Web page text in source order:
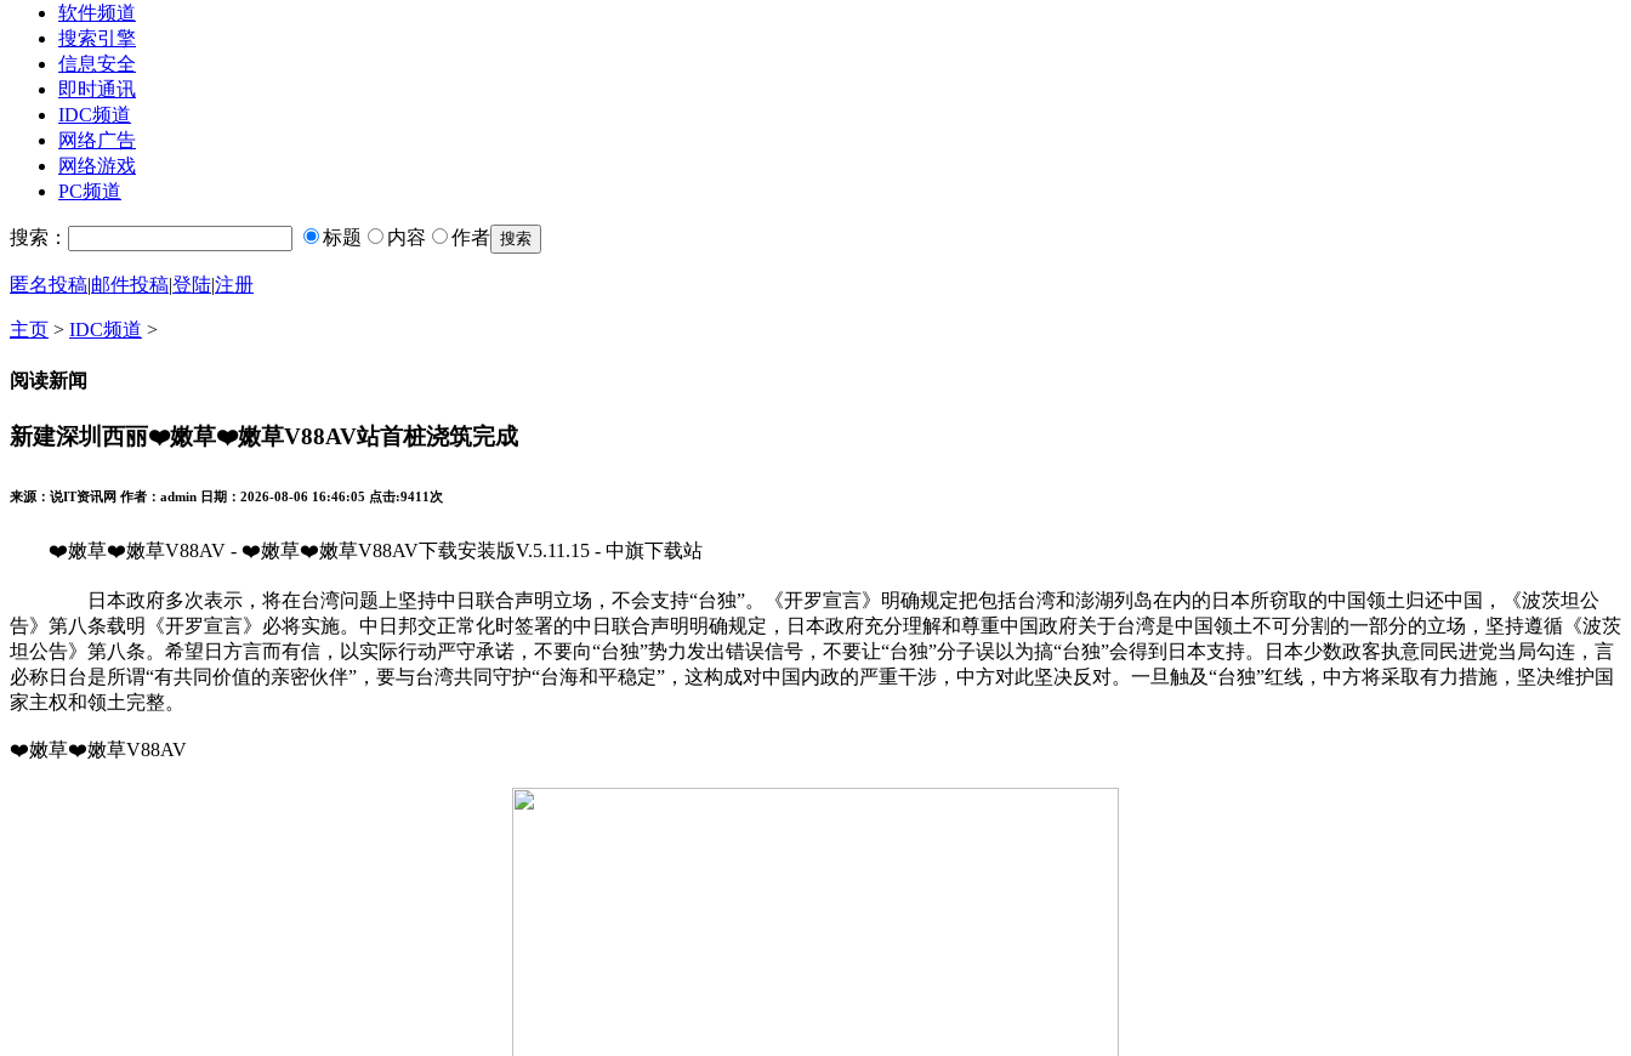
软件频道
搜索引擎
信息安全
即时通讯
IDC频道
网络广告
网络游戏
PC频道
搜索： 标题 内容 作者
匿名投稿|邮件投稿|登陆|注册
主页 > IDC频道 >
阅读新闻
新建深圳西丽❤️嫩草❤️嫩草V88AV站首桩浇筑完成
来源：说IT资讯网 作者：admin 日期：2026-08-06 16:46:05 点击:9411次
❤️嫩草❤️嫩草V88AV - ❤️嫩草❤️嫩草V88AV下载安装版V.5.11.15 - 中旗下载站
日本政府多次表示，将在台湾问题上坚持中日联合声明立场，不会支持“台独”。《开罗宣言》明确规定把包括台湾和澎湖列岛在内的日本所窃取的中国领土归还中国，《波茨坦公
告》第八条载明《开罗宣言》必将实施。中日邦交正常化时签署的中日联合声明明确规定，日本政府充分理解和尊重中国政府关于台湾是中国领土不可分割的一部分的立场，坚持遵循《波茨
坦公告》第八条。希望日方言而有信，以实际行动严守承诺，不要向“台独”势力发出错误信号，不要让“台独”分子误以为搞“台独”会得到日本支持。日本少数政客执意同民进党当局勾连，言
必称日台是所谓“有共同价值的亲密伙伴”，要与台湾共同守护“台海和平稳定”，这构成对中国内政的严重干涉，中方对此坚决反对。一旦触及“台独”红线，中方将采取有力措施，坚决维护国
家主权和领土完整。
❤️嫩草❤️嫩草V88AV